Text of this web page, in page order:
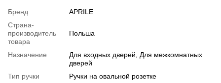
Бренд
APRILE
Страна-
производитель
товара
Польша
Назначение
Для входных дверей, Для межкомнатных
дверей
Тип ручки
Ручки на овальной розетке